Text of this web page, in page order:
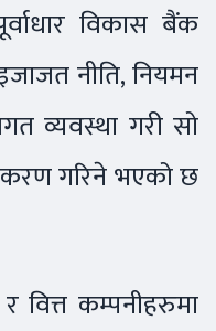
विकास बैंक
नीति, नियमन
व्यवस्था गरी सो
गरिने भएको छ
वित्त कम्पनीहरुमा